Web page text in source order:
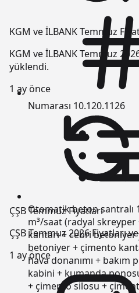
KGM ve İLBANK Temmuz
KGM ve İLBANK Temmuz
yüklendi.
1 ay önce
ÇŞB Temmuz Fiyatları
ÇŞB Temmuz 2026 Fiyatları
1 ay önce
Numarası 10.120.1126
Otomatik beton santralı
m³/saat (radyal skreyper
kantarı + cebri betoniyer
betoniyer + çimento
hava donanımı +
kabini + kumanda
+ çimento silosu +